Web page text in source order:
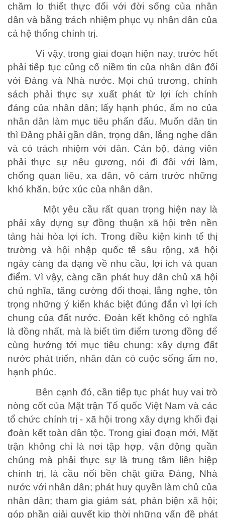
Y tế và sức khỏe
TRÁCH NHIỆM CỘNG ĐỒNG
Doanh nghiệp - Doanh nhân
Mô hình tiêu biểu
chăm lo thiết thực đối với đời sống của nhân
dân và bằng trách nhiệm phục vụ nhân dân của
cả hệ thống chính trị.
Vì vậy, trong giai đoạn hiện nay, trước hết
phải tiếp tục củng cố niềm tin của nhân dân đối
với Đảng và Nhà nước. Mọi chủ trương, chính
sách phải thực sự xuất phát từ lợi ích chính
đáng của nhân dân; lấy hạnh phúc, ấm no của
nhân dân làm mục tiêu phấn đấu. Muốn dân tin
thì Đảng phải gần dân, trọng dân, lắng nghe dân
và có trách nhiệm với dân. Cán bộ, đảng viên
phải thực sự nêu gương, nói đi đôi với làm,
chống quan liêu, xa dân, vô cảm trước những
khó khăn, bức xúc của nhân dân.
Một yêu cầu rất quan trọng hiện nay là
phải xây dựng sự đồng thuận xã hội trên nền
tảng hài hòa lợi ích. Trong điều kiện kinh tế thị
trường và hội nhập quốc tế sâu rộng, xã hội
ngày càng đa dạng về nhu cầu, lợi ích và quan
điểm. Vì vậy, càng cần phát huy dân chủ xã hội
chủ nghĩa, tăng cường đối thoại, lắng nghe, tôn
trọng những ý kiến khác biệt đúng đắn vì lợi ích
chung của đất nước. Đoàn kết không có nghĩa
là đồng nhất, mà là biết tìm điểm tương đồng để
cùng hướng tới mục tiêu chung: xây dựng đất
nước phát triển, nhân dân có cuộc sống ấm no,
hạnh phúc.
Bên cạnh đó, cần tiếp tục phát huy vai trò
nòng cốt của Mặt trận Tổ quốc Việt Nam và các
tổ chức chính trị - xã hội trong xây dựng khối đại
đoàn kết toàn dân tộc. Trong giai đoạn mới, Mặt
trận không chỉ là nơi tập hợp, vận động quần
chúng mà phải thực sự là trung tâm liên hiệp
chính trị, là cầu nối bền chặt giữa Đảng, Nhà
nước với nhân dân; phát huy quyền làm chủ của
nhân dân; tham gia giám sát, phản biện xã hội;
góp phần giải quyết kịp thời những vấn đề phát